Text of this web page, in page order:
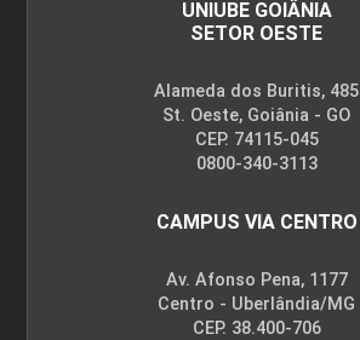
UNIUBE GOIÂNIA
SETOR OESTE
Alameda dos Buritis, 485
St. Oeste, Goiânia - GO
CEP. 74115-045
0800-340-3113
CAMPUS VIA CENTRO
Av. Afonso Pena, 1177
Centro - Uberlândia/MG
CEP. 38.400-706